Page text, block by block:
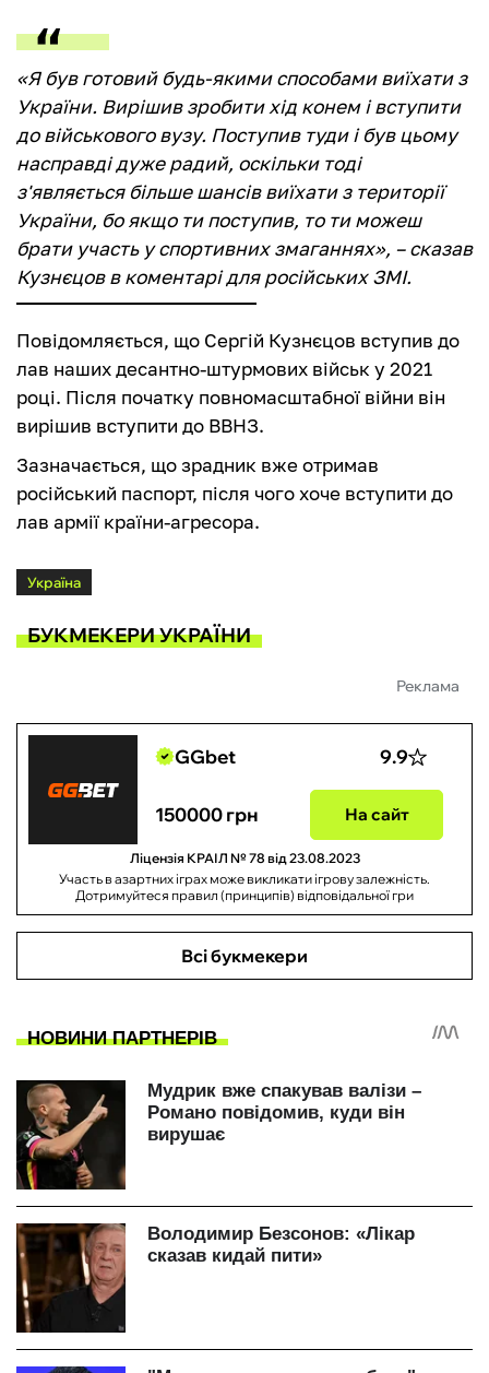
«Я був готовий будь-якими способами виїхати з
України. Вирішив зробити хід конем і вступити
до військового вузу. Поступив туди і був цьому
насправді дуже радий, оскільки тоді
з'являється більше шансів виїхати з території
України, бо якщо ти поступив, то ти можеш
брати участь у спортивних змаганнях», – сказав
Кузнєцов в коментарі для російських ЗМІ.
Повідомляється, що Сергій Кузнєцов вступив до
лав наших десантно-штурмових військ у 2021
році. Після початку повномасштабної війни він
вирішив вступити до ВВНЗ.
Зазначається, що зрадник вже отримав
російський паспорт, після чого хоче вступити до
лав армії країни-агресора.
Україна
БУКМЕКЕРИ УКРАЇНИ
Реклама
GGbet 9.9
150000 грн На сайт
Ліцензія КРАІЛ № 78 від 23.08.2023
Участь в азартних іграх може викликати ігрову залежність.
Дотримуйтеся правил (принципів) відповідальної гри
Всі букмекери